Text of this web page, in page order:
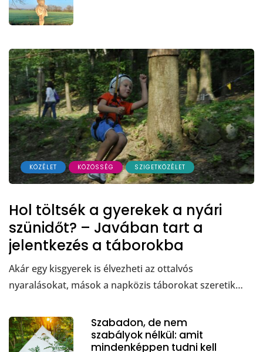
KÖZÉLET KÖZÖSSÉG SZIGETKÖZÉLET
Hol töltsék a gyerekek a nyári
szünidőt? – Javában tart a
jelentkezés a táborokba
Akár egy kisgyerek is élvezheti az ottalvós
nyaralásokat, mások a napközis táborokat szeretik…
Szabadon, de nem
szabályok nélkül: amit
mindenképpen tudni kell